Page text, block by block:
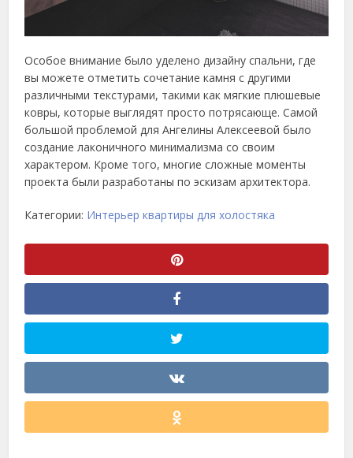
Особое внимание было уделено дизайну спальни, где
вы можете отметить сочетание камня с другими
различными текстурами, такими как мягкие плюшевые
ковры, которые выглядят просто потрясающе. Самой
большой проблемой для Ангелины Алексеевой было
создание лаконичного минимализма со своим
характером. Кроме того, многие сложные моменты
проекта были разработаны по эскизам архитектора.
Категории: Интерьер квартиры для холостяка